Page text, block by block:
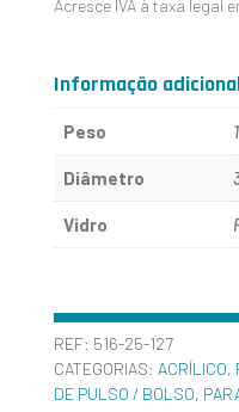
DE
30.30MM
Acresce IVA à taxa legal
Informação
Peso
Diâmetro
Vidro
REF: 516-25-127
CATEGORIAS: ACRÍLICO,
DE PULSO / BOLSO,